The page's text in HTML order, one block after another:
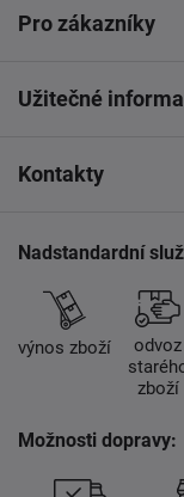
Pro zákazníky
Užitečné
Kontakty
Nadstandardní
výnos zboží
odvoz
zboží
Možnosti dopravy: